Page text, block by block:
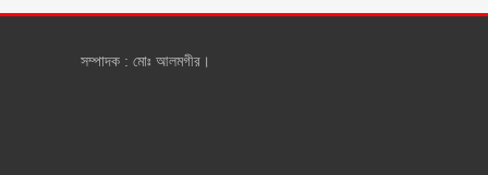
সম্পাদক : মোঃ আলমগীর।